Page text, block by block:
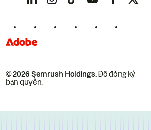
© 2026 Semrush Holdings.Đã đăng ký
bản quyền.